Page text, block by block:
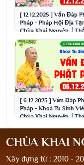
[ 12.12.2025 ] Vấn Đáp
Pháp - Pháp Hội Địa
Chùa Khai Nguyên │Thầy
Thích Đạo Thịnh
[ 6.12.2025 ] Vấn Đáp
Pháp - Khoá Tu Sinh
Chùa Khai Nguyên │Thầy
CHÙA KHAI
Xây dựng từ : 2010 -